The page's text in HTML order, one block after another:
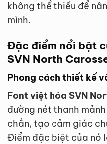
không thể thiếu để
mình.
Đặc điểm nổi bật
SVN North
Phong cách thiết kế
Font việt hóa SVN
đường nét thanh
chắn, tạo cảm giác
Điểm đặc biệt của nó